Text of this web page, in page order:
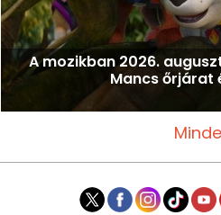
A mozikban 2026.
Mancs őrjárat